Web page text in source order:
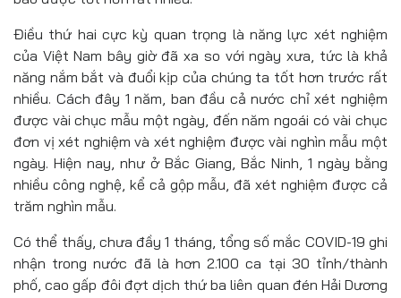
Điều thứ hai cực kỳ quan trọng là năng lực xét nghiệm
của Việt Nam bây giờ đã xa so với ngày xưa, tức là khả
năng nắm bắt và đuổi kịp của chúng ta tốt hơn trước rất
nhiều. Cách đây 1 năm, ban đầu cả nước chỉ xét nghiệm
được vài chục mẫu một ngày, đến năm ngoái có vài chục
đơn vị xét nghiệm và xét nghiệm được vài nghìn mẫu một
ngày. Hiện nay, như ở Bắc Giang, Bắc Ninh, 1 ngày bằng
nhiều công nghệ, kể cả gộp mẫu, đã xét nghiệm được cả
trăm nghìn mẫu.
Có thể thấy, chưa đầy 1 tháng, tổng số mắc COVID-19 ghi
nhận trong nước đã là hơn 2.100 ca tại 30 tỉnh/thành
phố, cao gấp đôi đợt dịch thứ ba liên quan đén Hải Dương